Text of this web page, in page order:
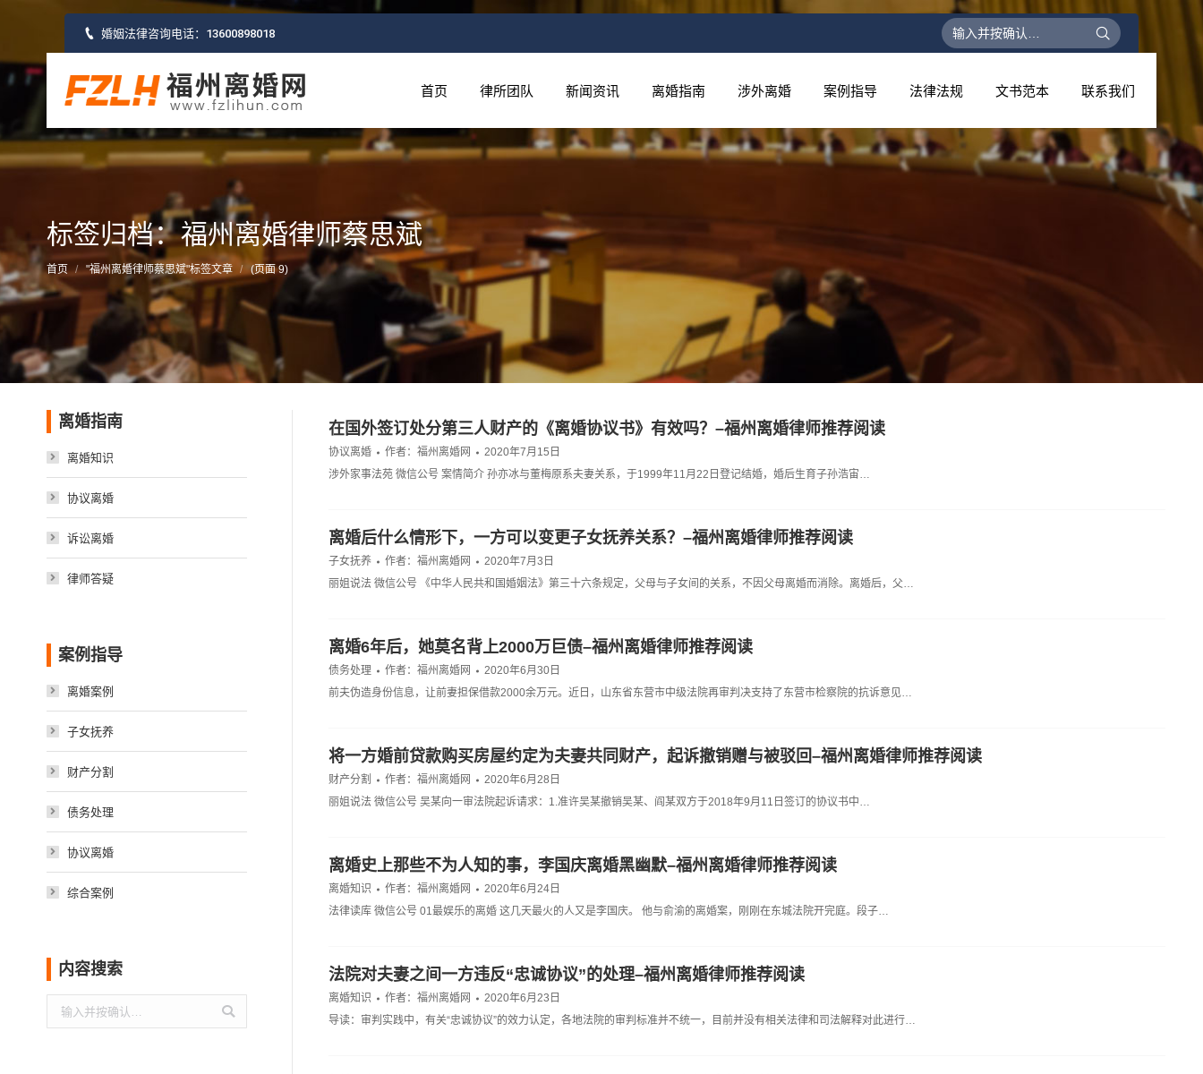
婚姻法律咨询电话： 13600898018
搜
索：
首页 律所团队 新闻资讯 离婚指南 涉外离婚 案例指导 法律法规 文书范本 联系我们
标签归档：福州离婚律师蔡思斌
您的位置：
首页 "福州离婚律师蔡思斌"标签文章 (页面 9)
在国外签订处分第三人财产的《离婚协议书》有效吗？–福州离婚律师推荐阅读
协议离婚 作者： 福州离婚网
2020年7月15日
涉外家事法苑 微信公号 案情简介 孙亦冰与董梅原系夫妻关系，于1999年11月22日登记结婚，婚后生育子孙浩宙…
离婚后什么情形下，一方可以变更子女抚养关系？–福州离婚律师推荐阅读
子女抚养 作者： 福州离婚网
2020年7月3日
丽姐说法 微信公号 《中华人民共和国婚姻法》第三十六条规定，父母与子女间的关系，不因父母离婚而消除。离婚后，父…
离婚6年后，她莫名背上2000万巨债–福州离婚律师推荐阅读
债务处理 作者： 福州离婚网
2020年6月30日
前夫伪造身份信息，让前妻担保借款2000余万元。近日，山东省东营市中级法院再审判决支持了东营市检察院的抗诉意见…
将一方婚前贷款购买房屋约定为夫妻共同财产，起诉撤销赠与被驳回–福州离婚律师推荐阅读
财产分割 作者： 福州离婚网
2020年6月28日
丽姐说法 微信公号 吴某向一审法院起诉请求：1.准许吴某撤销吴某、阎某双方于2018年9月11日签订的协议书中…
离婚史上那些不为人知的事，李国庆离婚黑幽默–福州离婚律师推荐阅读
离婚知识 作者： 福州离婚网
2020年6月24日
法律读库 微信公号 01最娱乐的离婚 这几天最火的人又是李国庆。 他与俞渝的离婚案，刚刚在东城法院开完庭。段子…
法院对夫妻之间一方违反“忠诚协议”的处理–福州离婚律师推荐阅读
离婚知识 作者： 福州离婚网
2020年6月23日
导读：审判实践中，有关“忠诚协议”的效力认定，各地法院的审判标准并不统一，目前并没有相关法律和司法解释对此进行…
离婚指南
离婚知识
协议离婚
诉讼离婚
律师答疑
案例指导
离婚案例
子女抚养
财产分割
债务处理
协议离婚
综合案例
内容搜索
索：